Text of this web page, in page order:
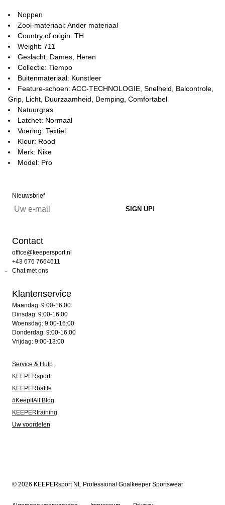
Noppen
Zool-materiaal: Ander materiaal
Country of origin: TH
Weight: 711
Geslacht: Dames, Heren
Collectie: Tiempo
Buitenmateriaal: Kunstleer
Feature-schoen: ACC-TECHNOLOGIE, Snelheid, Balcontrole,
Grip, Licht, Duurzaamheid, Demping, Comfortabel
Natuurgras
Latchet: Normaal
Voering: Textiel
Kleur: Rood
Merk: Nike
Model: Pro
Nieuwsbrief
Contact
office@keepersport.nl
+43 676 7664611
Chat met ons
Klantenservice
Maandag: 9:00-16:00
Dinsdag: 9:00-16:00
Woensdag: 9:00-16:00
Donderdag: 9:00-16:00
Vrijdag: 9:00-13:00
Service & Hulp
KEEPERsport
KEEPERbattle
#KeepItAll Blog
KEEPERtraining
Uw voordelen
© 2026 KEEPERsport NL Professional Goalkeeper Sportswear